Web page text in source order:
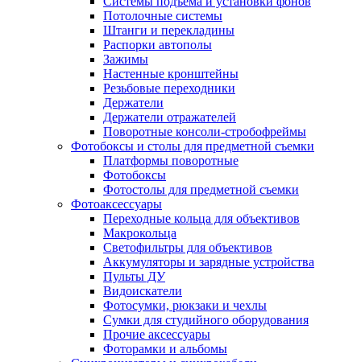
Потолочные системы
Штанги и перекладины
Распорки автополы
Зажимы
Настенные кронштейны
Резьбовые переходники
Держатели
Держатели отражателей
Поворотные консоли-стробофреймы
Фотобоксы и столы для предметной съемки
Платформы поворотные
Фотобоксы
Фотостолы для предметной съемки
Фотоаксессуары
Переходные кольца для объективов
Макрокольца
Светофильтры для объективов
Аккумуляторы и зарядные устройства
Пульты ДУ
Видоискатели
Фотосумки, рюкзаки и чехлы
Сумки для студийного оборудования
Прочие аксессуары
Фоторамки и альбомы